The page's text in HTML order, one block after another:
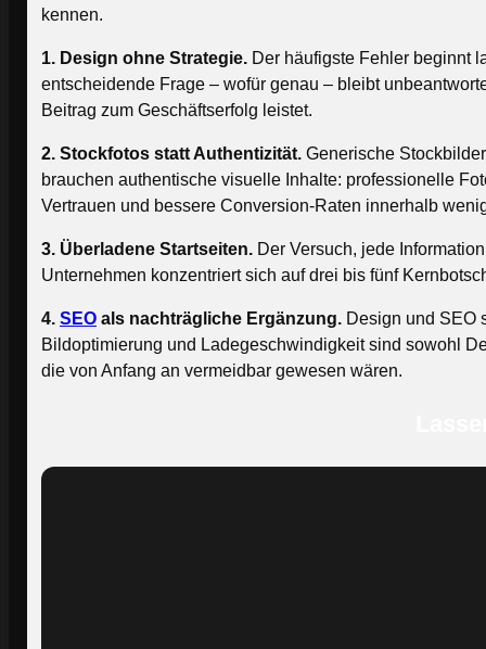
kennen.
1. Design ohne Strategie. Der häufigste Fehler beginnt
entscheidende Frage – wofür genau – bleibt
Beitrag zum Geschäftserfolg leistet.
2. Stockfotos statt Authentizität. Generische
brauchen authentische visuelle Inhalte: professionelle
Vertrauen und bessere Conversion-Raten innerhalb
3. Überladene Startseiten. Der Versuch, jede
Unternehmen konzentriert sich auf drei bis fünf
4. SEO als nachträgliche Ergänzung. Design und SEO
Bildoptimierung und Ladegeschwindigkeit sind sowohl
die von Anfang an vermeidbar gewesen wären.